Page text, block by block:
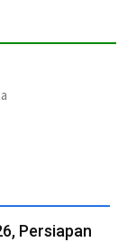
Persiapan